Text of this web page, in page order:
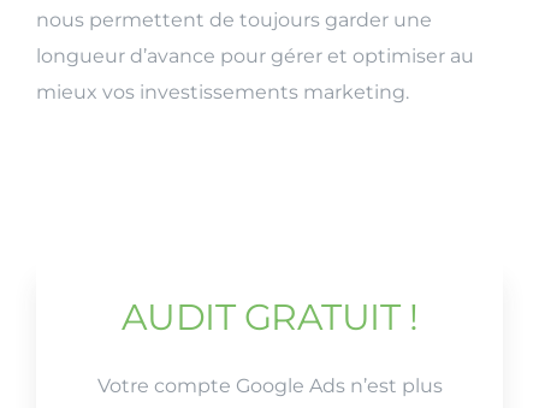
nous permettent de toujours garder une
longueur d’avance pour gérer et optimiser au
mieux vos investissements marketing.
AUDIT GRATUIT !
Votre compte Google Ads n’est plus